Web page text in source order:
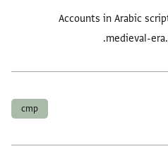
Accounts in Arabic
medieval-
cmp